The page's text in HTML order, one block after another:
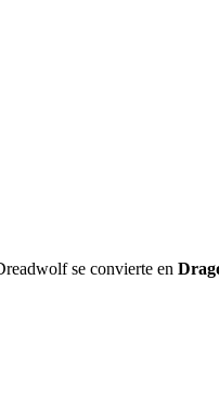
se convierte en